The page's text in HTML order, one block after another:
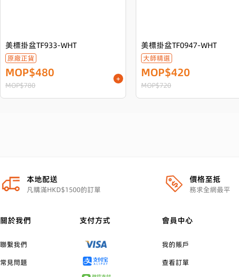
美標掛盆TF933-WHT
原廠正貨
MOP$480
MOP$780
+
美標掛盆TF0947-WHT
大師精選
MOP$420
MOP$720
本地配送
凡購滿HKD$1500的訂單
價格至抵
務求全網最平
關於我們
聯繫我們
常見問題
支付方式 會員中心
我的賬戶
查看訂單